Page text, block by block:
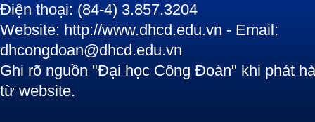
Điện thoại: (84-4) 3.857.3204
Website: http://www.dhcd.edu.vn - Email:
dhcongdoan@dhcd.edu.vn
Ghi rõ nguồn "Đại học Công Đoàn" khi phát
từ website.